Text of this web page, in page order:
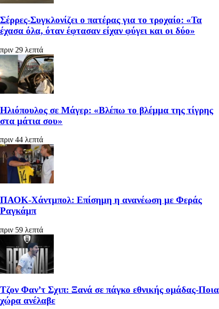
Σέρρες-Συγκλονίζει ο πατέρας για το τροχαίο: «Τα
έχασα όλα, όταν έφτασαν είχαν φύγει και οι δύο»
πριν 29 λεπτά
Ηλιόπουλος σε Μάγερ: «Βλέπω το βλέμμα της τίγρης
στα μάτια σου»
πριν 44 λεπτά
ΠΑΟΚ-Χάντμπολ: Επίσημη η ανανέωση με Φεράς
Ραγκάμπ
πριν 59 λεπτά
Τζον Φαν’τ Σχιπ: Ξανά σε πάγκο εθνικής ομάδας-Ποια
χώρα ανέλαβε